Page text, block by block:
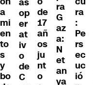
a
mi
en
to
s
y
bo
op
er
at
iv
o
de
C
de
17
añ
os
ju
nt
o
ra
G
az
a:
N
et
an
ya
ra
:
Pe
rs
ec
uc
ió